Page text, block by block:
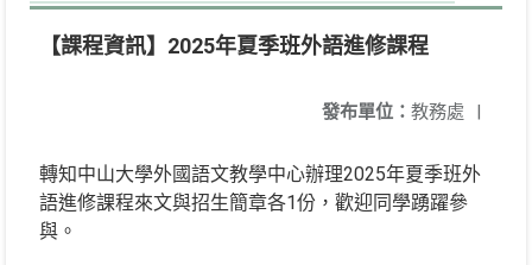
【課程資訊】2025年夏季班外語進修課程
發布單位： 教務處 |
轉知中山大學外國語文教學中心辦理2025年夏季班外
語進修課程來文與招生簡章各1份，歡迎同學踴躍參
與。